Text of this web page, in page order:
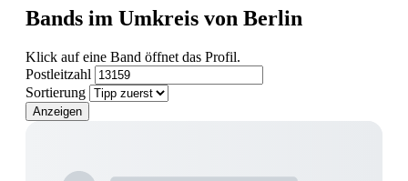
Bands im Umkreis von Berlin
Klick auf eine Band öffnet das Profil.
Postleitzahl
Sortierung
Anzeigen